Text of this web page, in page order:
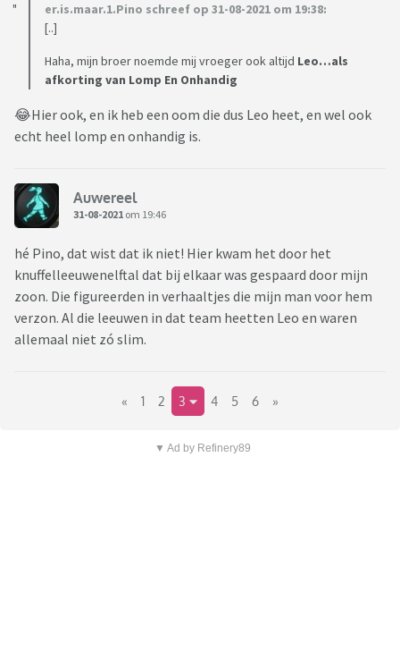
er.is.maar.1.Pino schreef op 31-08-2021 om 19:38:
[..]
Haha, mijn broer noemde mij vroeger ook altijd Leo…als
afkorting van Lomp En Onhandig
😂Hier ook, en ik heb een oom die dus Leo heet, en wel ook
echt heel lomp en onhandig is.
Auwereel
31-08-2021 om 19:46
hé Pino, dat wist dat ik niet! Hier kwam het door het
knuffelleeuwenelftal dat bij elkaar was gespaard door mijn
zoon. Die figureerden in verhaaltjes die mijn man voor hem
verzon. Al die leeuwen in dat team heetten Leo en waren
allemaal niet zó slim.
« 1 2 3 4 5 6 »
▼ Ad by Refinery89